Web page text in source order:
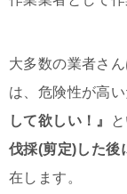
大多数の業者さ
は、危険性が高い
して欲しい！』
伐採(剪定)した後
在します。